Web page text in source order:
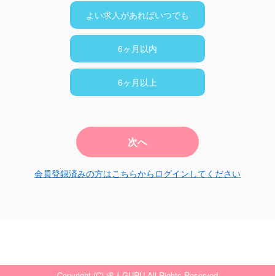
よい求人があればいつでも
6ヶ月以内
6ヶ月以上
次へ
会員登録済みの方はこちらからログインしてください